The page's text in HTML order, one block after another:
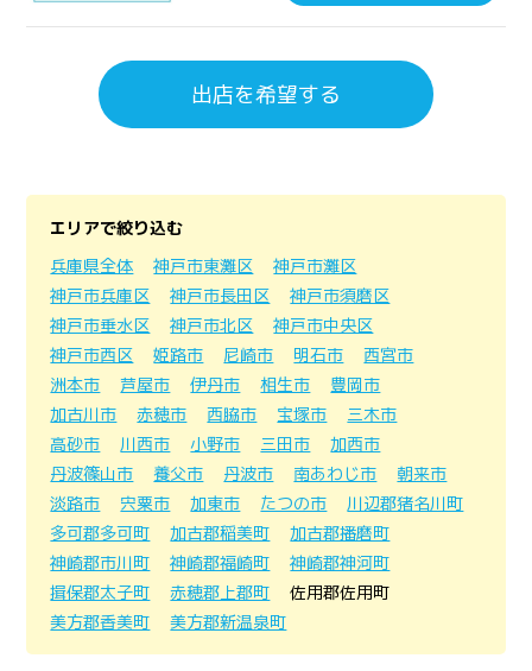
出店を希望する
エリアで絞り込む
兵庫県全体
神戸市東灘区
神戸市灘区
神戸市兵庫区
神戸市長田区
神戸市須磨区
神戸市垂水区
神戸市北区
神戸市中央区
神戸市西区
姫路市 尼崎市 明石市
西宮市
洲本市
芦屋市 伊丹市 相生市
豊岡市
加古川市
赤穂市 西脇市 宝塚市
三木市
高砂市
川西市 小野市 三田市
加西市
丹波篠山市
養父市 丹波市 南あわじ市
朝来市
淡路市
宍粟市 加東市 たつの市
川辺郡猪名川町
多可郡多可町
加古郡稲美町
加古郡播磨町
神崎郡市川町
神崎郡福崎町
神崎郡神河町
揖保郡太子町
赤穂郡上郡町
佐用郡佐用町
美方郡香美町
美方郡新温泉町